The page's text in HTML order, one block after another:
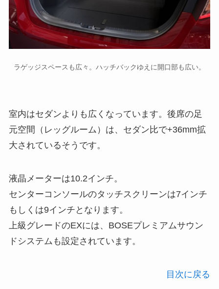
ラゲッジスペースも広々。ハッチバックゆえに開口部も広い。
室内はセダンよりも広くなっています。後席の足
元空間（レッグルーム）は、セダン比で+36mm拡
大されているそうです。
液晶メーターは10.2インチ。
センターコンソールのタッチスクリーンは7インチ
もしくは9インチとなります。
上級グレードのEXには、BOSEプレミアムサウン
ドシステムも設定されています。
目次に戻る